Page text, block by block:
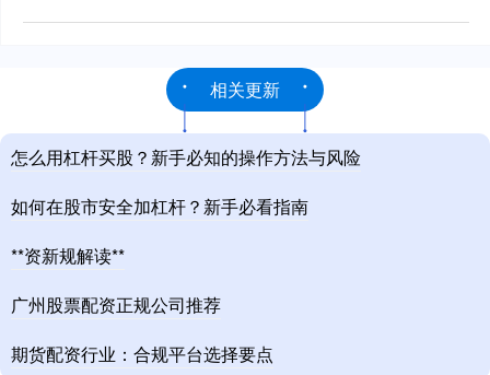
相关更新
怎么用杠杆买股？新手必知的操作方法与风险
如何在股市安全加杠杆？新手必看指南
**资新规解读**
广州股票配资正规公司推荐
期货配资行业：合规平台选择要点